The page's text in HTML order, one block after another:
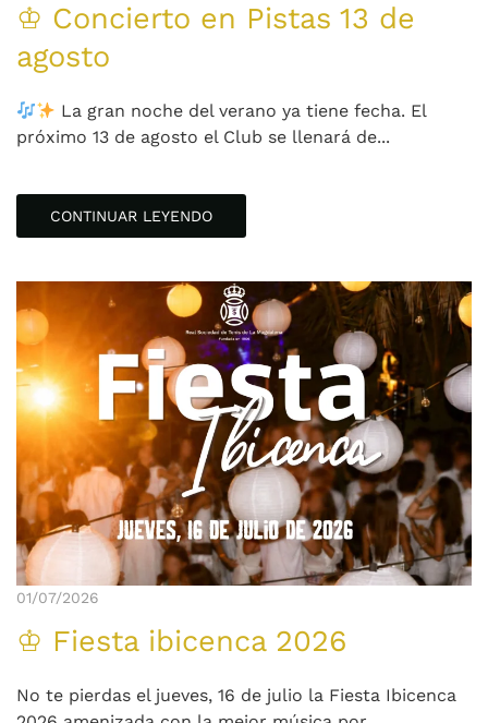
♔ Concierto en Pistas 13 de
agosto
La gran noche del verano ya tiene fecha. El
próximo 13 de agosto el Club se llenará de...
CONTINUAR LEYENDO
01/07/2026
♔ Fiesta ibicenca 2026
No te pierdas el jueves, 16 de julio la Fiesta Ibicenca